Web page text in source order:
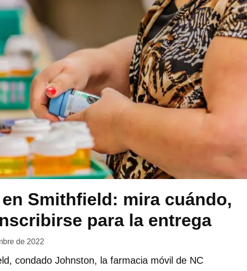
Smithfield: mira cuándo,
para la entrega
de 2022
condado Johnston, la farmacia móvil de NC